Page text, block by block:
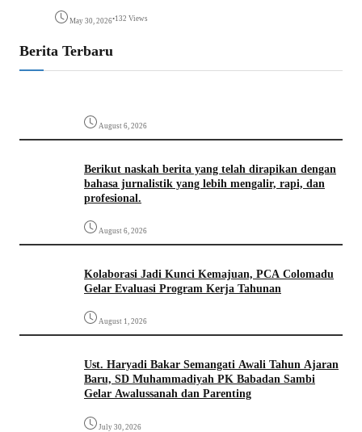
May 30, 2026•132 Views
Berita Terbaru
August 6, 2026
Berikut naskah berita yang telah dirapikan dengan
bahasa jurnalistik yang lebih mengalir, rapi, dan
profesional.
August 6, 2026
Kolaborasi Jadi Kunci Kemajuan, PCA Colomadu
Gelar Evaluasi Program Kerja Tahunan
August 1, 2026
Ust. Haryadi Bakar Semangati Awali Tahun Ajaran
Baru, SD Muhammadiyah PK Babadan Sambi
Gelar Awalussanah dan Parenting
July 30, 2026